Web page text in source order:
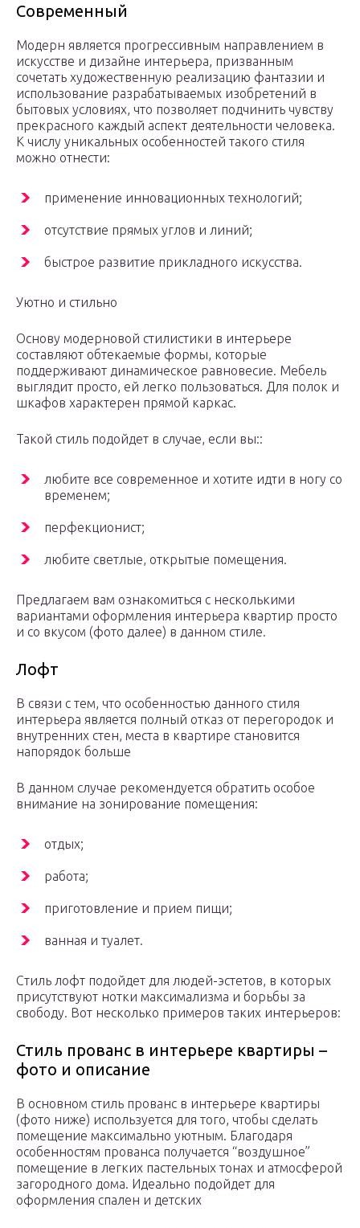
Современный
Модерн является прогрессивным направлением в
искусстве и дизайне интерьера, призванным
сочетать художественную реализацию фантазии и
использование разрабатываемых изобретений в
бытовых условиях, что позволяет подчинить чувству
прекрасного каждый аспект деятельности человека.
К числу уникальных особенностей такого стиля
можно отнести:
применение инновационных технологий;
отсутствие прямых углов и линий;
быстрое развитие прикладного искусства.
Уютно и стильно
Основу модерновой стилистики в интерьере
составляют обтекаемые формы, которые
поддерживают динамическое равновесие. Мебель
выглядит просто, ей легко пользоваться. Для полок и
шкафов характерен прямой каркас.
Такой стиль подойдет в случае, если вы::
любите все современное и хотите идти в ногу со
временем;
перфекционист;
любите светлые, открытые помещения.
Предлагаем вам ознакомиться с несколькими
вариантами оформления интерьера квартир просто
и со вкусом (фото далее) в данном стиле.
Лофт
В связи с тем, что особенностью данного стиля
интерьера является полный отказ от перегородок и
внутренних стен, места в квартире становится
напорядок больше
В данном случае рекомендуется обратить особое
внимание на зонирование помещения:
отдых;
работа;
приготовление и прием пищи;
ванная и туалет.
Стиль лофт подойдет для людей-эстетов, в которых
присутствуют нотки максимализма и борьбы за
свободу. Вот несколько примеров таких интерьеров:
Стиль прованс в интерьере квартиры –
фото и описание
В основном стиль прованс в интерьере квартиры
(фото ниже) используется для того, чтобы сделать
помещение максимально уютным. Благодаря
особенностям прованса получается “воздушное”
помещение в легких пастельных тонах и атмосферой
загородного дома. Идеально подойдет для
оформления спален и детских